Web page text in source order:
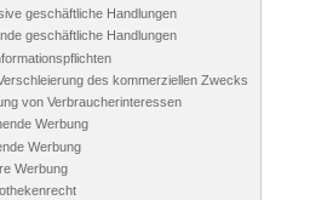
geschäftliche Handlungen
geschäftliche Handlungen
des kommerziellen Zwecks
von Verbraucherinteressen
Werbung
Werbung
Werbung